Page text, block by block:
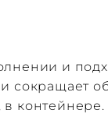
и
сокращает
контейнере.